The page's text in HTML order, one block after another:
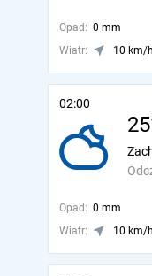
Opad: 0 mm
Wiatr:
10 km/h
02:00
Opad: 0 mm
Wiatr:
10 km/h